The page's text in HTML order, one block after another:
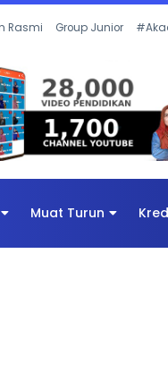
Rasmi Group Junior
Muat Turun